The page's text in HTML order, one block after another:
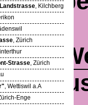
, Kilchberg
, Zürich
Strasse, Zürich
, Wettiswil a.A
Enge
,